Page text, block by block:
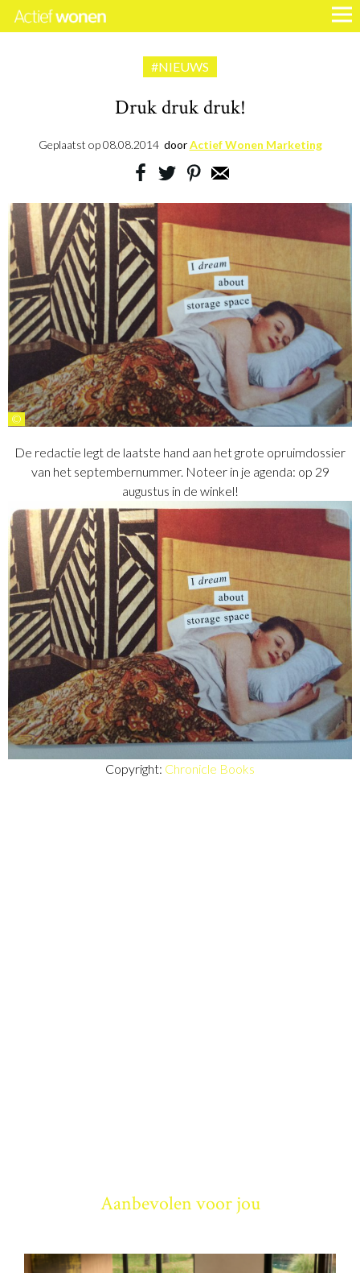
#NIEUWS
Druk druk druk!
Geplaatst op08.08.2014 doorActief Wonen Marketing
©
De redactie legt de laatste hand aan het grote opruimdossier
van het septembernummer. Noteer in je agenda: op 29
augustus in de winkel!
Copyright: Chronicle Books
Aanbevolen voor jou